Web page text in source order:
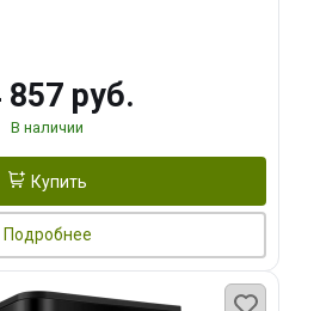
857 руб.
В наличии
Купить
Подробнее